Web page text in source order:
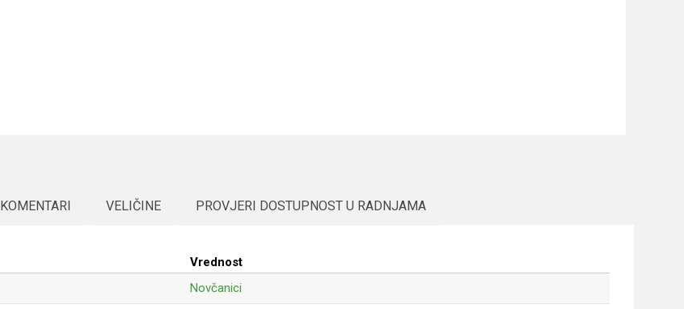
KOMENTARI VELIČINE PROVJERI DOSTUPNOST U RADNJAMA
Vrednost
Novčanici